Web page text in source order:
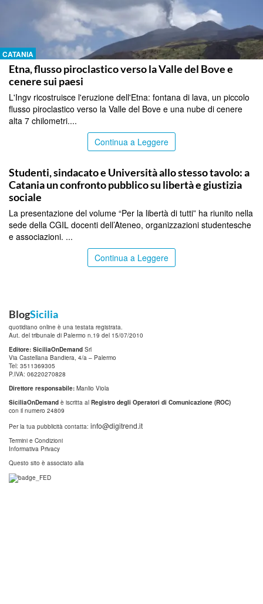
CATANIA
Etna, flusso piroclastico verso la Valle del Bove e
cenere sui paesi
L'Ingv ricostruisce l'eruzione dell'Etna: fontana di lava, un piccolo
flusso piroclastico verso la Valle del Bove e una nube di cenere
alta 7 chilometri....
Continua a Leggere
Studenti, sindacato e Università allo stesso tavolo: a
Catania un confronto pubblico su libertà e giustizia
sociale
La presentazione del volume “Per la libertà di tutti” ha riunito nella
sede della CGIL docenti dell’Ateneo, organizzazioni studentesche
e associazioni. ...
Continua a Leggere
BlogSicilia
quotidiano online è una testata registrata.
Aut. del tribunale di Palermo n.19 del 15/07/2010
Editore: SiciliaOnDemand Srl
Via Castellana Bandiera, 4/a – Palermo
Tel: 3511369305
P.IVA: 06220270828
Direttore responsabile: Manlio Viola
SiciliaOnDemand è iscritta al Registro degli Operatori di Comunicazione (ROC)
con il numero 24809
Per la tua pubblicità contatta: info@digitrend.it
Termini e Condizioni
Informativa Privacy
Questo sito è associato alla